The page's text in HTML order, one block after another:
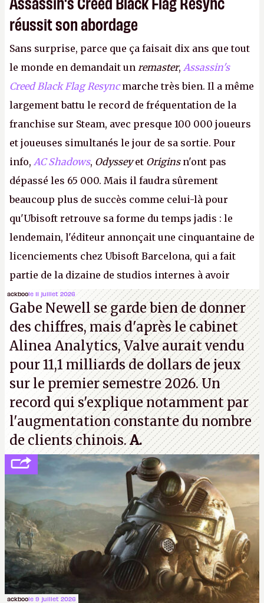
réussit son abordage
Sans surprise, parce que ça faisait dix ans que tout
le monde en demandait un remaster, Assassin's
Creed Black Flag Resyncmarche très bien. Il a même
largement battu le record de fréquentation de la
franchise sur Steam, avec presque 100 000 joueurs
et joueuses simultanés le jour de sa sortie. Pour
info, AC Shadows, Odysseyet Originsn'ont pas
dépassé les 65 000. Mais il faudra sûrement
beaucoup plus de succès comme celui-là pour
qu'Ubisoft retrouve sa forme du temps jadis : le
lendemain, l'éditeur annonçait une cinquantaine de
licenciements chez Ubisoft Barcelona, qui a fait
partie de la dizaine de studios internes à avoir
travaillé sur cetAssassin's Creedsous la direction
d'Ubisoft Singapour.A.
ackboole 11 juillet 2026
Gabe Newell se garde bien de donner
des chiffres, mais d'après le cabinet
Alinea Analytics, Valve aurait vendu
pour 11,1 milliards de dollars de jeux
sur le premier semestre 2026. Un
record qui s'explique notamment par
l'augmentation constante du nombre
de clients chinois.A.
ackboole 9 juillet 2026